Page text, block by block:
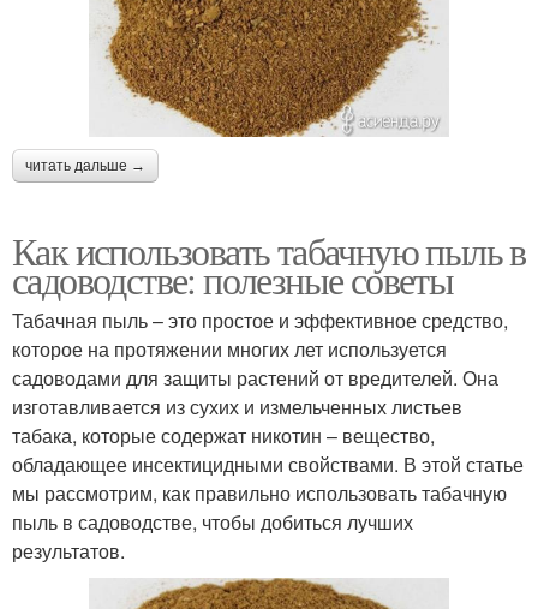
читать дальше →
Как использовать табачную пыль в
садоводстве: полезные советы
Табачная пыль – это простое и эффективное средство,
которое на протяжении многих лет используется
садоводами для защиты растений от вредителей. Она
изготавливается из сухих и измельченных листьев
табака, которые содержат никотин – вещество,
обладающее инсектицидными свойствами. В этой статье
мы рассмотрим, как правильно использовать табачную
пыль в садоводстве, чтобы добиться лучших
результатов.